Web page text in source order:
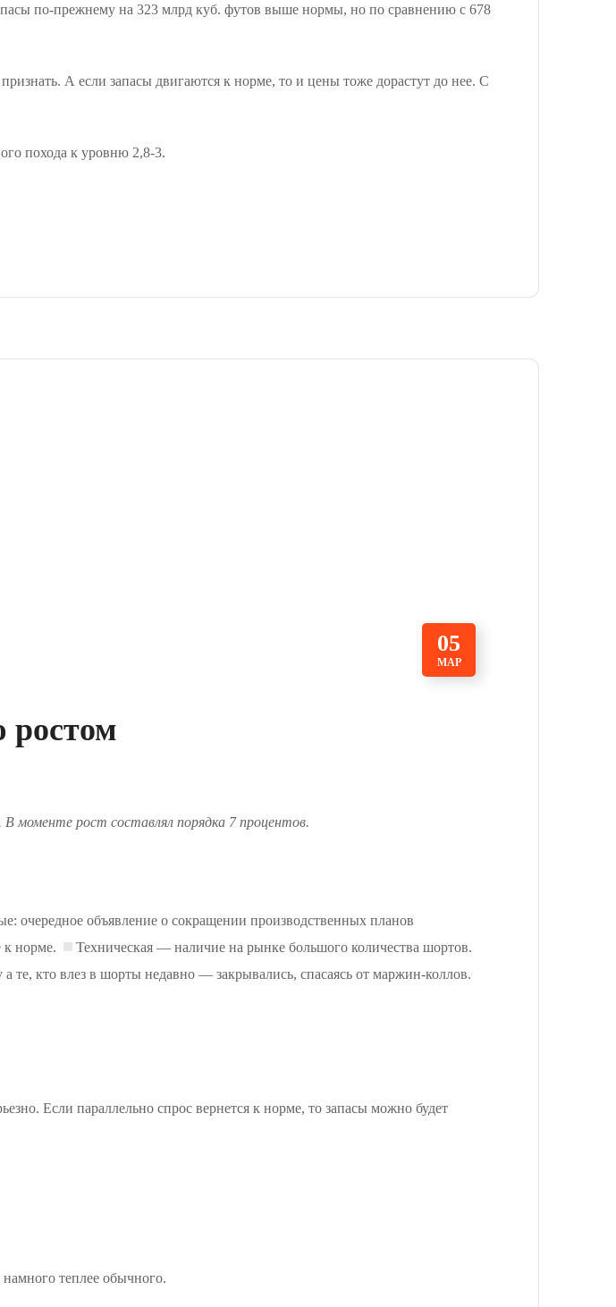
по-прежнему на 323 млрд куб. футов выше нормы, но по сравнению с 678
А если запасы двигаются к норме, то и цены тоже дорастут до нее. С
похода к уровню 2,8-3.
05
МАР
ростом
В моменте рост составлял порядка 7 процентов.
очередное объявление о сокращении производственных планов
к норме.
Техническая — наличие на рынке большого количества шортов.
кто влез в шорты недавно — закрывались, спасаясь от маржин-коллов.
Если параллельно спрос вернется к норме, то запасы можно будет
теплее обычного.